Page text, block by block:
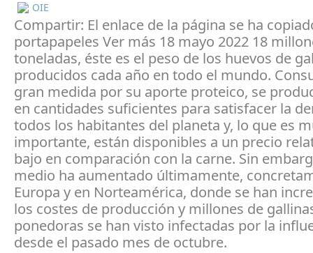
OIE
Compartir: El enlace de la página se ha
portapapeles Ver más 18 mayo 2022 18
toneladas, éste es el peso de los huevos de
producidos cada año en todo el mundo.
gran medida por su aporte proteico, se
en cantidades suficientes para satisfacer la
todos los habitantes del planeta y, lo que es
importante, están disponibles a un precio
bajo en comparación con la carne. Sin
medio ha aumentado últimamente,
Europa y en Norteamérica, donde se han
los costes de producción y millones de
ponedoras se han visto infectadas por la
desde el pasado mes de octubre.